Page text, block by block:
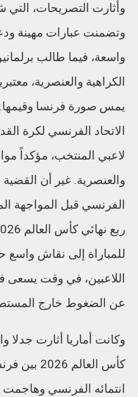
وأثارت التصريحات،
وتضمنت عبارات مهينة
واسعة، فيما طالب
الكراهية والعنصرية،
يمس صورة فرنسا
الاتحاد الفرنسي لكرة
لاعبي المنتخب، مؤكداً
والعنصرية. غير أن
الفرنسي قبل المواجهة
للمباراة إلى نقاش واسع
اللاعبين، في وقت يسعى
عن الضغوط خارج
كأس
انتمائه الفرنسي وهاجمت